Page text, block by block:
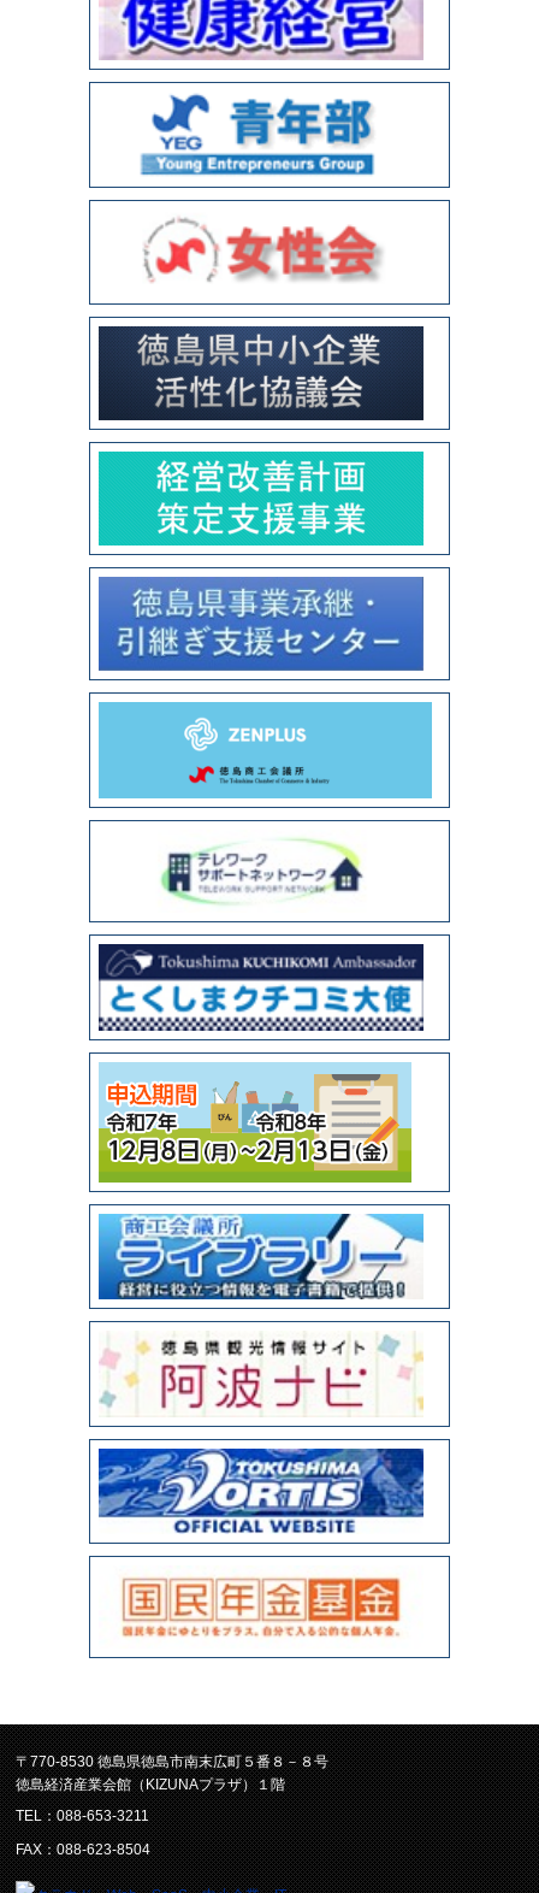
〒770-8530 徳島県徳島市南末広町５番８－８号
徳島経済産業会館（KIZUNAプラザ）１階
TEL：088-653-3211
FAX：088-623-8504